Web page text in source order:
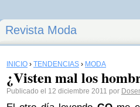
Revista Moda
INICIO › TENDENCIAS › MODA
¿Visten mal los
Publicado el 12 diciembre 2011 por